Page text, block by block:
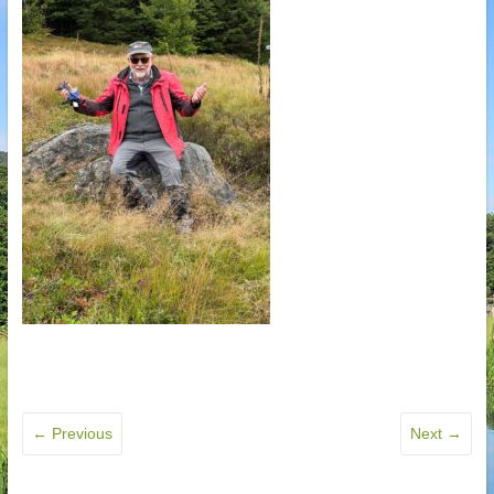
← Previous Next →